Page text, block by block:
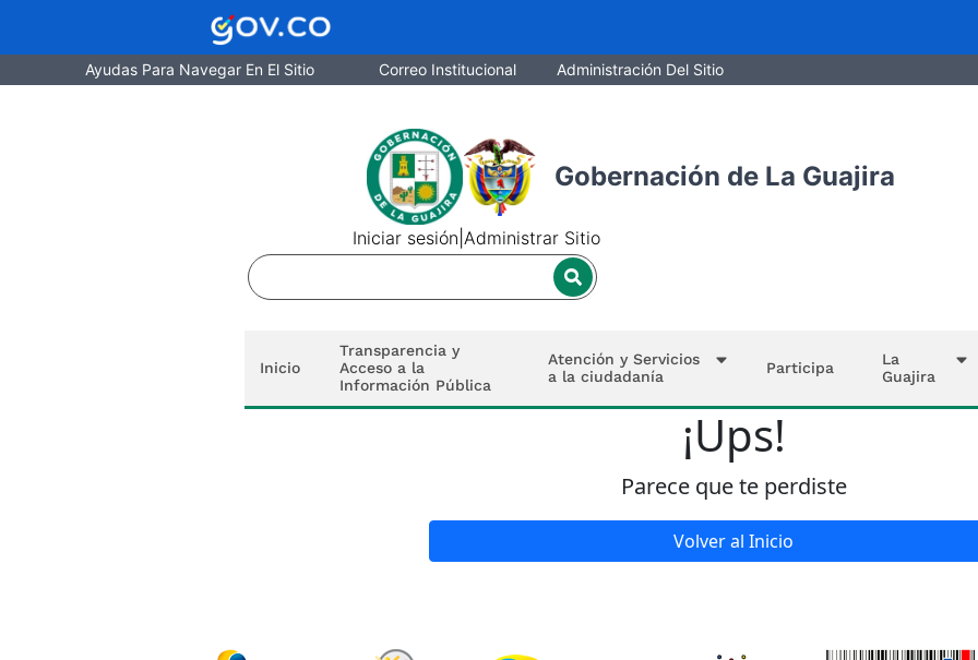
Ayudas Para Navegar En El Sitio Correo Institucional Administración Del Sitio
Gobernación de La Guajira
Iniciar sesión |Administrar Sitio
Inicio
Transparencia y
Acceso a la
Información Pública
Atención y Servicios
a la ciudadanía
Participa
La
Guajira
¡Ups!
Parece que te perdiste
Volver al Inicio